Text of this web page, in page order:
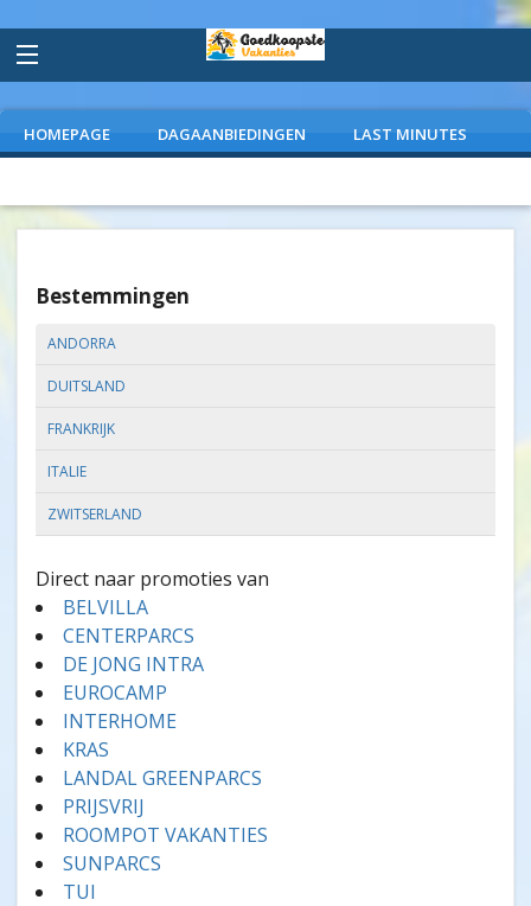
HOMEPAGE DAGAANBIEDINGEN LAST MINUTES
Bestemmingen
ANDORRA
DUITSLAND
FRANKRIJK
ITALIE
ZWITSERLAND
Direct naar promoties van
BELVILLA
CENTERPARCS
DE JONG INTRA
EUROCAMP
INTERHOME
KRAS
LANDAL GREENPARCS
PRIJSVRIJ
ROOMPOT VAKANTIES
SUNPARCS
TUI